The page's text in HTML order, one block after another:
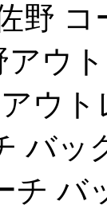
野
ウ
ウ
バッ
チ バ